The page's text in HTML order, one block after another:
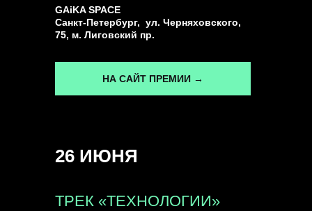
GAiKA SPACE
Санкт-Петербург, ул. Черняховского,
75, м. Лиговский пр.
26 ИЮНЯ
ТРЕК «ТЕХНОЛОГИИ»
НА САЙТ ПРЕМИИ →
ГЕНЕРАЛЬНЫЙ ИНФОПАРТНЕР
CONVERSATIONS